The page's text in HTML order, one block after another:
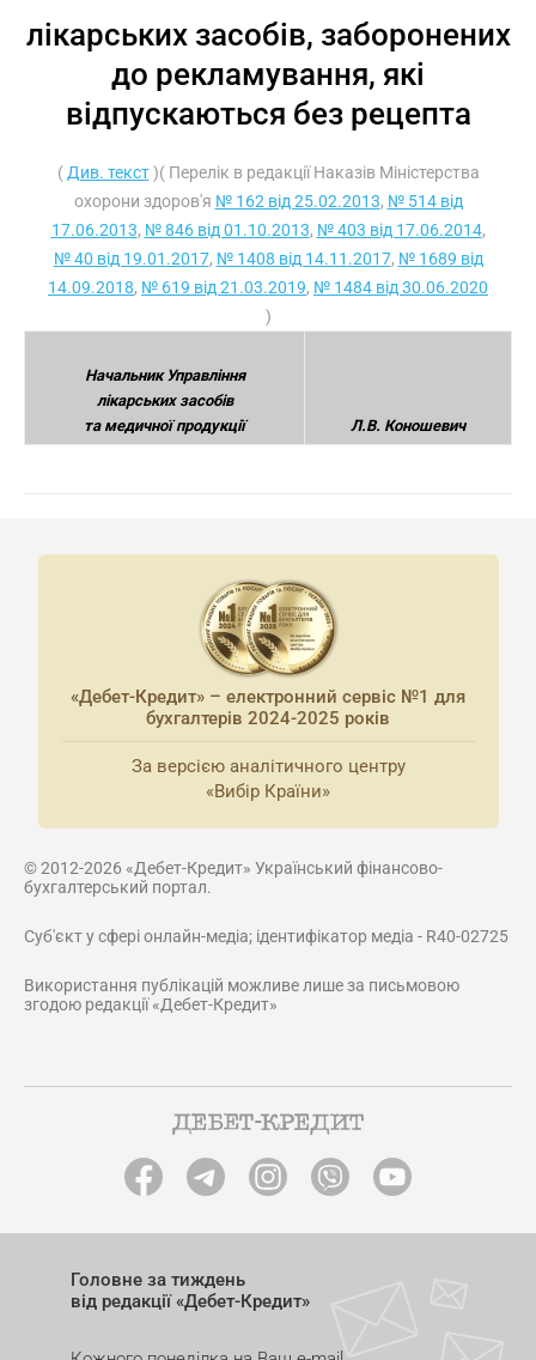
лікарських засобів, заборонених
до рекламування, які
відпускаються без рецепта
( Див. текст)( Перелік в редакції Наказів Міністерства
охорони здоров'я № 162 від 25.02.2013, № 514 від
17.06.2013, № 846 від 01.10.2013, № 403 від 17.06.2014,
№ 40 від 19.01.2017, № 1408 від 14.11.2017, № 1689 від
14.09.2018, № 619 від 21.03.2019, № 1484 від 30.06.2020
)
Начальник Управління
лікарських засобів
та медичної продукції
Л.В. Коношевич
«Дебет-Кредит» – електронний сервіс №1 для
бухгалтерів 2024-2025 років
За версією аналітичного центру
«Вибір Країни»
© 2012-2026 «Дебет-Кредит» Український фінансово-
бухгалтерський портал.
Суб'єкт у сфері онлайн-медіа; ідентифікатор медіа - R40-02725
Використання публікацій можливе лише за письмовою
згодою редакції «Дебет-Кредит»
Головне за тиждень
від редакції «Дебет-Кредит»